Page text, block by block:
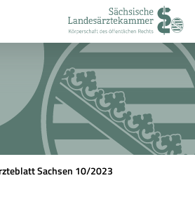
Sachsen 10/2023